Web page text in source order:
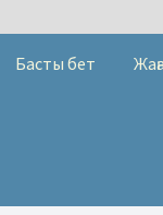
Басты бет